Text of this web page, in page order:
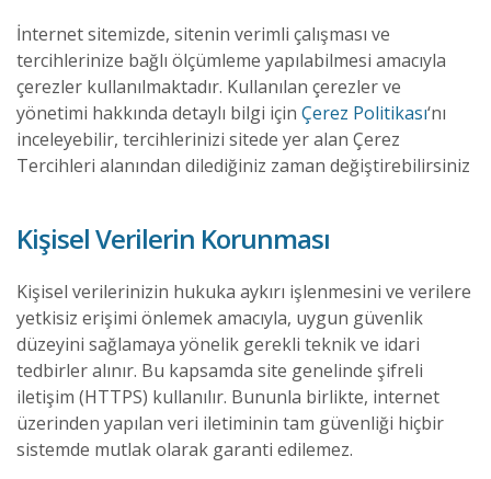
İnternet sitemizde, sitenin verimli çalışması ve
tercihlerinize bağlı ölçümleme yapılabilmesi amacıyla
çerezler kullanılmaktadır. Kullanılan çerezler ve
yönetimi hakkında detaylı bilgi için Çerez Politikası‘nı
inceleyebilir, tercihlerinizi sitede yer alan Çerez
Tercihleri alanından dilediğiniz zaman değiştirebilirsiniz
Kişisel Verilerin Korunması
Kişisel verilerinizin hukuka aykırı işlenmesini ve verilere
yetkisiz erişimi önlemek amacıyla, uygun güvenlik
düzeyini sağlamaya yönelik gerekli teknik ve idari
tedbirler alınır. Bu kapsamda site genelinde şifreli
iletişim (HTTPS) kullanılır. Bununla birlikte, internet
üzerinden yapılan veri iletiminin tam güvenliği hiçbir
sistemde mutlak olarak garanti edilemez.